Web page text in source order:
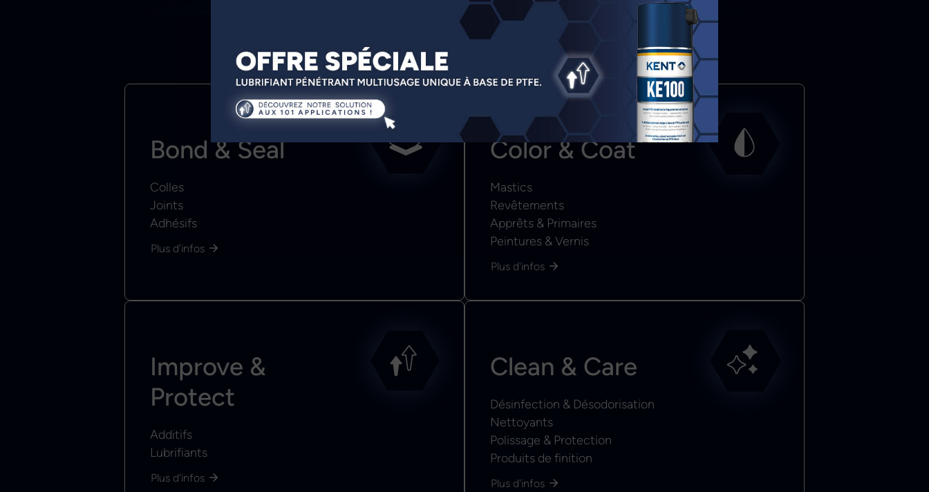
Bond & Seal
Colles
Joints
Adhésifs
Plus d'infos
Color & Coat
Mastics
Revêtements
Apprêts & Primaires
Peintures & Vernis
Plus d'infos
Improve &
Protect
Additifs
Lubrifiants
Plus d'infos
Clean & Care
Désinfection & Désodorisation
Nettoyants
Polissage & Protection
Produits de finition
Plus d'infos